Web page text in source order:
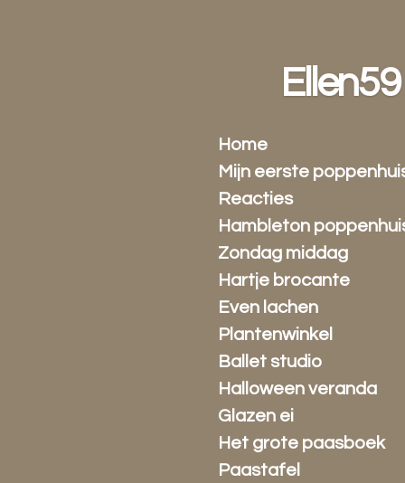
Ellen59
Home
Mijn eerste
Reacties
Hambleton
Zondag middag
Hartje brocante
Even lachen
Plantenwinkel
Ballet studio
Halloween veranda
Glazen ei
Het grote paasboek
Paastafel